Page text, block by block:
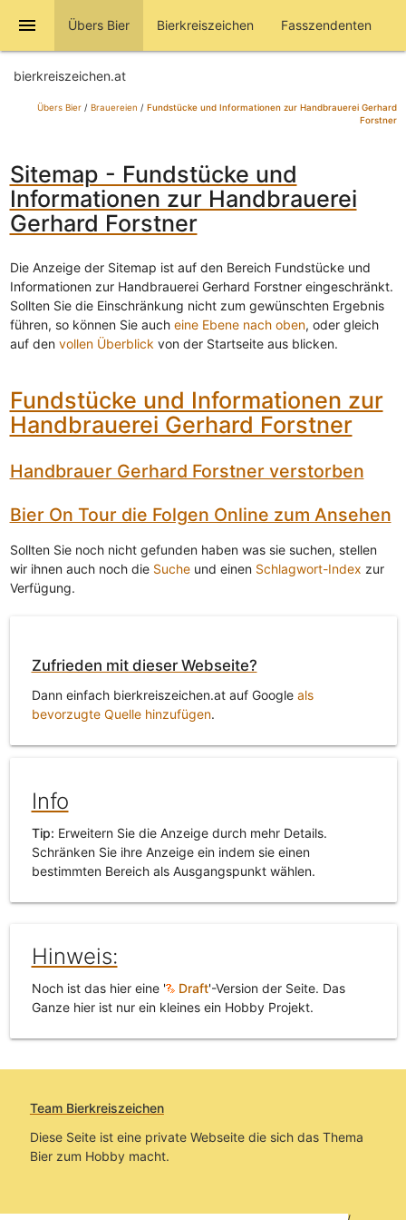
menu Übers Bier Bierkreiszeichen Fasszendenten
bierkreiszeichen.at
Übers Bier/ Brauereien / Fundstücke und Informationen zur Handbrauerei Gerhard
Forstner
Sitemap - Fundstücke und
Informationen zur Handbrauerei
Gerhard Forstner
Die Anzeige der Sitemap ist auf den Bereich Fundstücke und
Informationen zur Handbrauerei Gerhard Forstner eingeschränkt.
Sollten Sie die Einschränkung nicht zum gewünschten Ergebnis
führen, so können Sie auch eine Ebene nach oben, oder gleich
auf den vollen Überblick von der Startseite aus blicken.
Fundstücke und Informationen zur
Handbrauerei Gerhard Forstner
Handbrauer Gerhard Forstner verstorben
Bier On Tour die Folgen Online zum Ansehen
Sollten Sie noch nicht gefunden haben was sie suchen, stellen
wir ihnen auch noch die Sucheund einen Schlagwort-Index zur
Verfügung.
Zufrieden mit dieser Webseite?
Dann einfach bierkreiszeichen.at auf Google als
bevorzugte Quelle hinzufügen.
Info
Tip: Erweitern Sie die Anzeige durch mehr Details.
Schränken Sie ihre Anzeige ein indem sie einen
bestimmten Bereich als Ausgangspunkt wählen.
Hinweis:
Noch ist das hier eine ' Draft'-Version der Seite. Das
Ganze hier ist nur ein kleines ein Hobby Projekt.
Team Bierkreiszeichen
Diese Seite ist eine private Webseite die sich das Thema
Bier zum Hobby macht.